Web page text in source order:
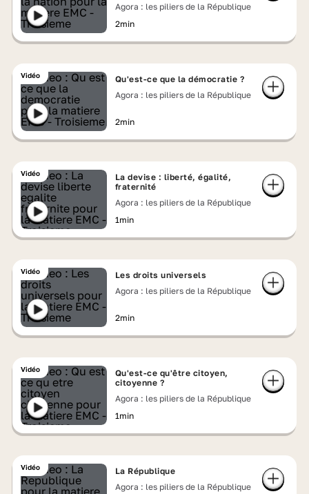
Agora : les piliers de la République
2min
Vidéo
Qu'est-ce que la démocratie ?
Agora : les piliers de la République
2min
Vidéo
La devise : liberté, égalité,
fraternité
Agora : les piliers de la République
1min
Vidéo
Les droits universels
Agora : les piliers de la République
2min
Vidéo
Qu'est-ce qu'être citoyen,
citoyenne ?
Agora : les piliers de la République
1min
Vidéo
La République
Agora : les piliers de la République